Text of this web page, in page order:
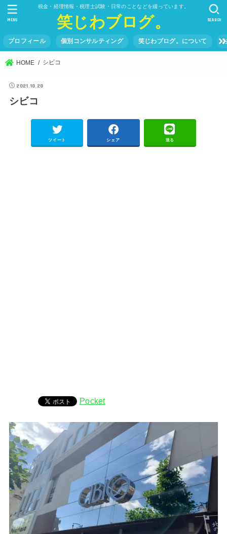
税金・経理情報・税理士試験・日常のことなどを綴っています。
笑じわブログ。
プロフィール 個別コンサルティング 笑じわブログ。について
SEARCH
MENU
HOME シビコ
2021.10.20
シビコ
ツイート シェア 送る
Pocket